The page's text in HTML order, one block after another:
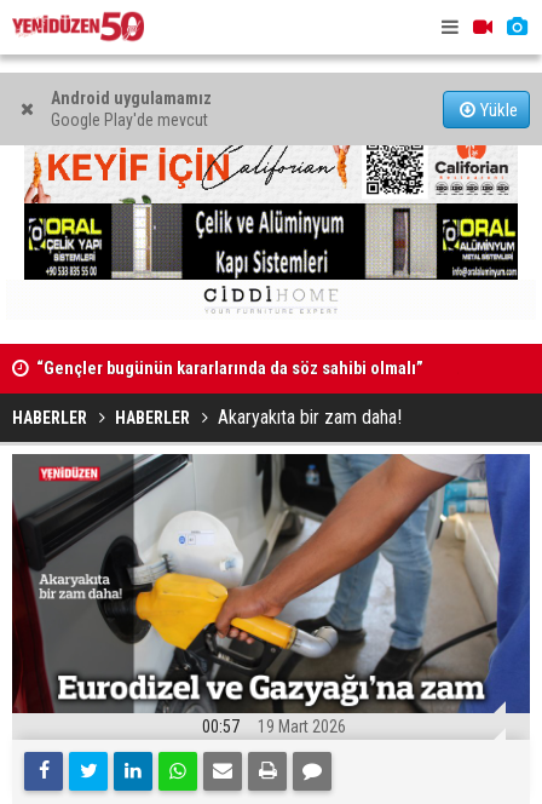
Android uygulamamız
Google Play'de mevcut
Yükle
“Gençler bugünün kararlarında da söz sahibi olmalı”
HABERLER HABERLER Akaryakıta bir zam daha!
00:57 19 Mart 2026